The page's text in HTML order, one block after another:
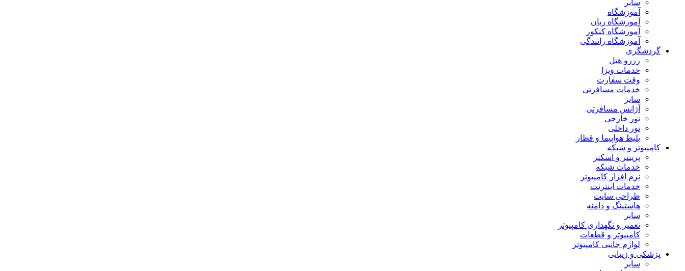
سایر
آموزشگاه
آموزشگاه زبان
آموزشگاه کنکور
آموزشگاه رانندگی
گردشگری
رزرو هتل
خدمات ویزا
وقت سفارت
خدمات مسافرتی
سایر
آژانس مسافرتی
تور خارجی
تور داخلی
بلیط هواپیما و قطار
کامپیوتر و شبکه
پرینتر و اسکنر
خدمات شبکه
نرم افزار کامپیوتر
خدمات اینترنت
طراحی سایت
هاستینگ و دامنه
سایر
تعمیر و نگهداری کامپیوتر
کامپیوتر و قطعات
لوازم جانبی کامپیوتر
پزشکی و زیبایی
سایر